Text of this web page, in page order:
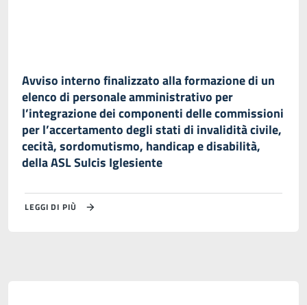
Avviso interno finalizzato alla formazione di un
elenco di personale amministrativo per
l’integrazione dei componenti delle commissioni
per l’accertamento degli stati di invalidità civile,
cecità, sordomutismo, handicap e disabilità,
della ASL Sulcis Iglesiente
LEGGI DI PIÙ